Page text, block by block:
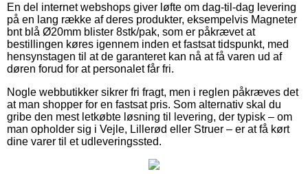
En del internet webshops giver løfte om dag-til-dag levering
på en lang række af deres produkter, eksempelvis Magneter
bnt blå Ø20mm blister 8stk/pak, som er påkrævet at
bestillingen køres igennem inden et fastsat tidspunkt, med
hensynstagen til at de garanteret kan nå at få varen ud af
døren forud for at personalet får fri.
Nogle webbutikker sikrer fri fragt, men i reglen påkræves det
at man shopper for en fastsat pris. Som alternativ skal du
gribe den mest letkøbte løsning til levering, der typisk – om
man opholder sig i Vejle, Lillerød eller Struer – er at få kørt
dine varer til et udleveringssted.